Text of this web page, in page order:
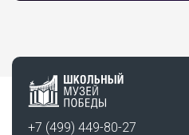
+7 (499) 449-80-27